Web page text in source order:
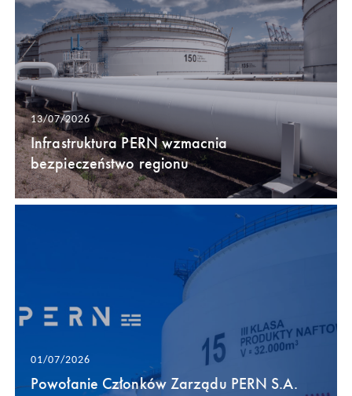
13/07/2026
Infrastruktura PERN wzmacnia
bezpieczeństwo regionu
01/07/2026
Powołanie Członków Zarządu PERN S.A.